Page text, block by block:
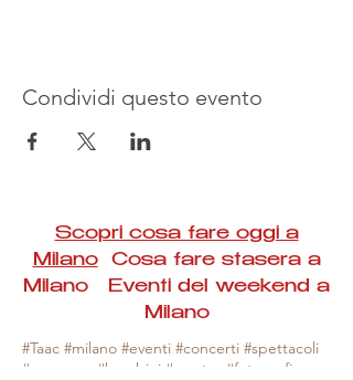
Condividi questo evento
Scopri cosa fare oggi a
MilanoCosa fare stasera a
Milano Eventi del weekend a
Milano
#Taac #milano #eventi #concerti #spettacoli
#rassegne #bambini #mostre #fotografia